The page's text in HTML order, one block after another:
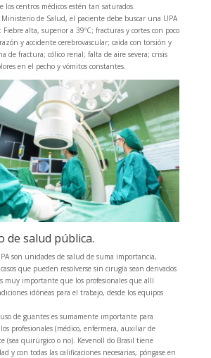
los centros médicos estén tan saturados.
de Salud, el paciente debe buscar una UPA
Fiebre alta, superior a 39ºC; fracturas y cortes con poco
y accidente cerebrovascular; caída con torsión y
de fractura; cólico renal; falta de aire severa; crisis
en el pecho y vómitos constantes.
de salud pública.
son unidades de salud de suma importancia,
que pueden resolverse sin cirugía sean derivados
muy importante que los profesionales que allí
idóneas para el trabajo, desde los equipos
de guantes es sumamente importante para
profesionales (médico, enfermera, auxiliar de
(sea quirúrgico o no). Kevenoll do Brasil tiene
y con todas las calificaciones necesarias, póngase en